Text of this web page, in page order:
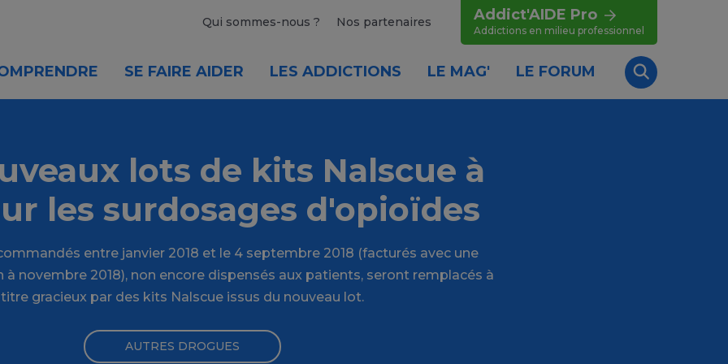
Qui sommes-nous ? Nos partenaires Addict'AIDE Pro
Addictions en milieu professionnel
SE FAIRE AIDER LES ADDICTIONS LE MAG' LE FORUM
Recherche
lots de kits Nalscue à
les surdosages d'opioïdes
entre janvier 2018 et le 4 septembre 2018 (facturés avec une
novembre 2018), non encore dispensés aux patients, seront remplacés à
titre gracieux par des kits Nalscue issus du nouveau lot.
AUTRES DROGUES